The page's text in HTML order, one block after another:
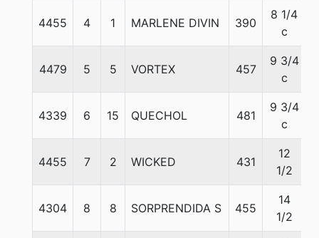
4455 4 1 MARLENE DIVIN 390
8 1/4
c
4479 5 5 VORTEX 457
9 3/4
c
4339 6 15 QUECHOL 481
9 3/4
c
4455 7 2 WICKED 431
12
1/2
4304 8 8 SORPRENDIDA S 455
14
1/2